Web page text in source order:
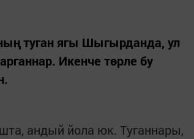
туган ягы Шыгырданда, ул
Икенче төрле бу
андый йола юк. Туганнары,